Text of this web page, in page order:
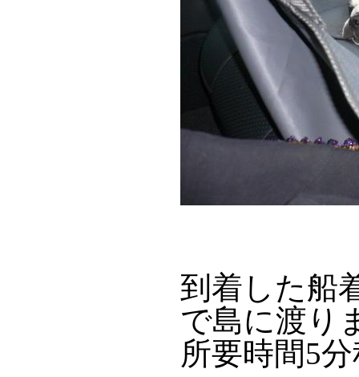
到着した船
で島に渡り
所要時間5